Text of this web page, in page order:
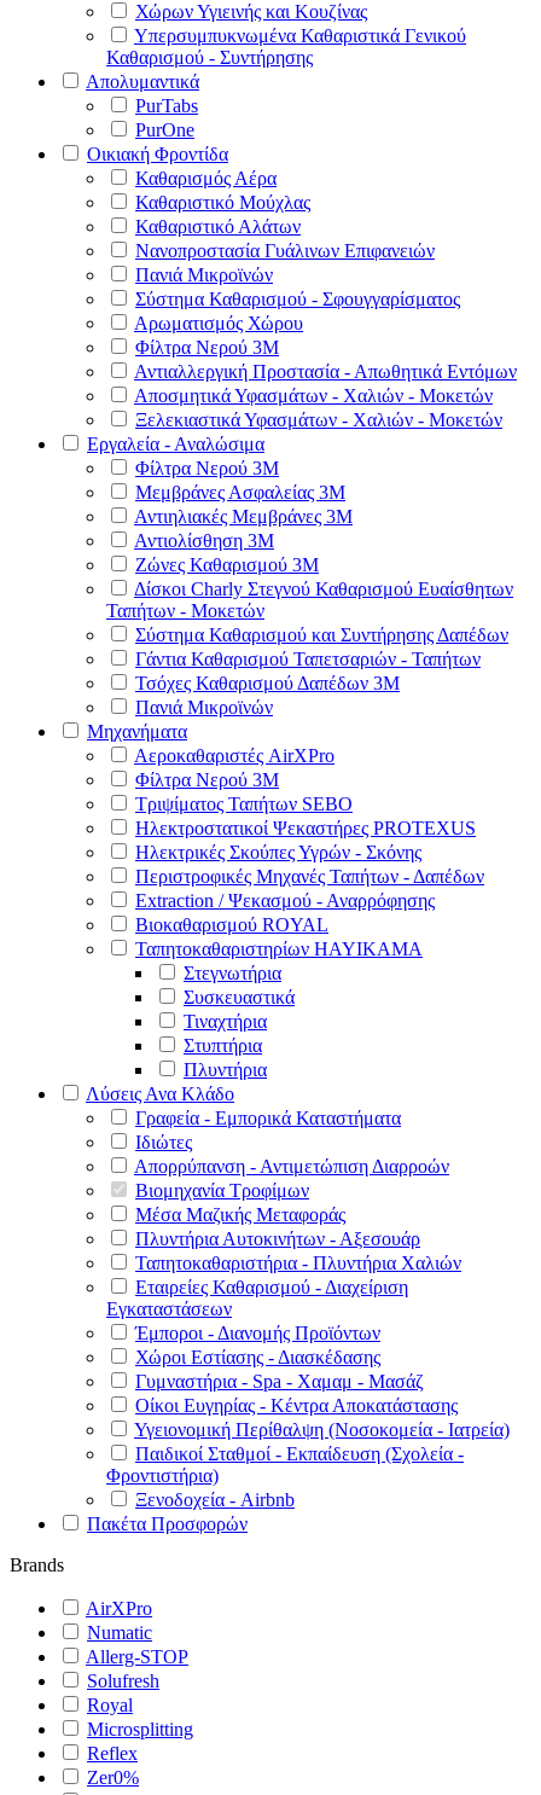
Χώρων Υγιεινής και Κουζίνας
Υπερσυμπυκνωμένα Καθαριστικά Γενικού
Καθαρισμού - Συντήρησης
Απολυμαντικά
PurTabs
PurOne
Οικιακή Φροντίδα
Καθαρισμός Αέρα
Καθαριστικό Μούχλας
Καθαριστικό Αλάτων
Νανοπροστασία Γυάλινων Επιφανειών
Πανιά Μικροϊνών
Σύστημα Καθαρισμού - Σφουγγαρίσματος
Αρωματισμός Χώρου
Φίλτρα Νερού 3Μ
Αντιαλλεργική Προστασία - Απωθητικά Εντόμων
Αποσμητικά Υφασμάτων - Χαλιών - Μοκετών
Ξελεκιαστικά Υφασμάτων - Χαλιών - Μοκετών
Εργαλεία - Αναλώσιμα
Φίλτρα Νερού 3Μ
Μεμβράνες Ασφαλείας 3Μ
Αντιηλιακές Μεμβράνες 3Μ
Αντιολίσθηση 3Μ
Ζώνες Καθαρισμού 3Μ
Δίσκοι Charly Στεγνού Καθαρισμού Ευαίσθητων
Ταπήτων - Μοκετών
Σύστημα Καθαρισμού και Συντήρησης Δαπέδων
Γάντια Καθαρισμού Ταπετσαριών - Ταπήτων
Τσόχες Καθαρισμού Δαπέδων 3Μ
Πανιά Μικροϊνών
Μηχανήματα
Αεροκαθαριστές AirXPro
Φίλτρα Νερού 3M
Τριψίματος Ταπήτων SEBO
Ηλεκτροστατικοί Ψεκαστήρες PROTEXUS
Ηλεκτρικές Σκούπες Υγρών - Σκόνης
Περιστροφικές Μηχανές Ταπήτων - Δαπέδων
Extraction / Ψεκασμού - Αναρρόφησης
Βιοκαθαρισμού ROYAL
Ταπητοκαθαριστηρίων HAYIKAMA
Στεγνωτήρια
Συσκευαστικά
Τιναχτήρια
Στυπτήρια
Πλυντήρια
Λύσεις Ανα Κλάδο
Γραφεία - Εμπορικά Καταστήματα
Ιδιώτες
Απορρύπανση - Αντιμετώπιση Διαρροών
Βιομηχανία Τροφίμων
Μέσα Μαζικής Μεταφοράς
Πλυντήρια Αυτοκινήτων - Αξεσουάρ
Ταπητοκαθαριστήρια - Πλυντήρια Χαλιών
Εταιρείες Καθαρισμού - Διαχείριση
Εγκαταστάσεων
Έμποροι - Διανομής Προϊόντων
Χώροι Εστίασης - Διασκέδασης
Γυμναστήρια - Spa - Χαμαμ - Μασάζ
Οίκοι Ευγηρίας - Κέντρα Αποκατάστασης
Υγειονομική Περίθαλψη (Νοσοκομεία - Ιατρεία)
Παιδικοί Σταθμοί - Εκπαίδευση (Σχολεία -
Φροντιστήρια)
Ξενοδοχεία - Airbnb
Πακέτα Προσφορών
Brands
AirXPro
Numatic
Allerg-STOP
Solufresh
Royal
Microsplitting
Reflex
Zer0%